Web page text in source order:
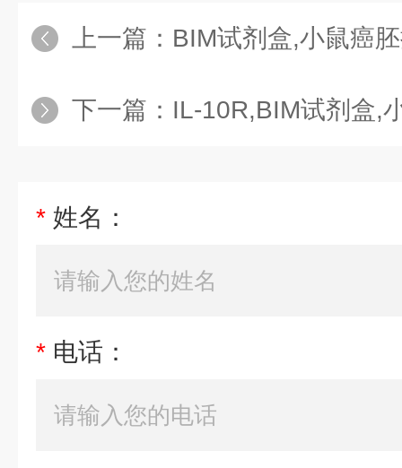
上一篇： BIM试剂盒,小鼠癌胚抗原（
下一篇： IL-10R,BIM试剂盒,小鼠白介
* 姓名：
* 电话：